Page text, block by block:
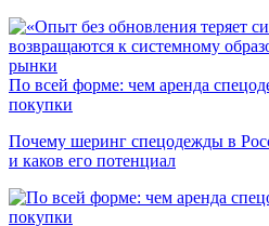
рынки
По всей форме: чем аренда
покупки
Почему шеринг спецодежды в
и каков его потенциал